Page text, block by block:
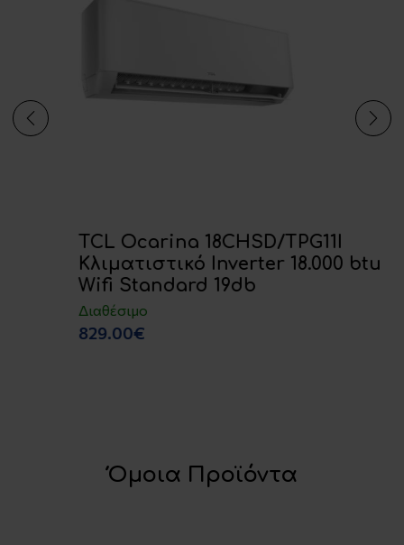
TCL Ocarina 18CHSD/TPG11I
Κλιματιστικό Inverter 18.000 btu
Wifi Standard 19db
Διαθέσιμο
829.00€
Όμοια Προϊόντα